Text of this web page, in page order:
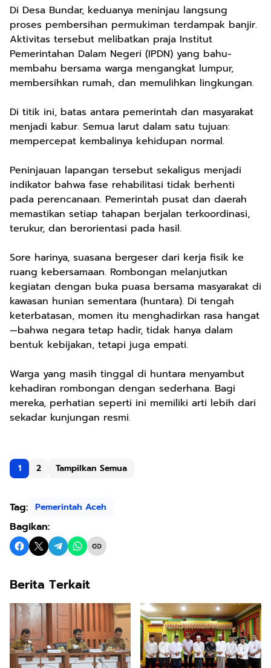
Di Desa Bundar, keduanya meninjau langsung
proses pembersihan permukiman terdampak banjir.
Aktivitas tersebut melibatkan praja Institut
Pemerintahan Dalam Negeri (IPDN) yang bahu-
membahu bersama warga mengangkat lumpur,
membersihkan rumah, dan memulihkan lingkungan.
Di titik ini, batas antara pemerintah dan masyarakat
menjadi kabur. Semua larut dalam satu tujuan:
mempercepat kembalinya kehidupan normal.
Peninjauan lapangan tersebut sekaligus menjadi
indikator bahwa fase rehabilitasi tidak berhenti
pada perencanaan. Pemerintah pusat dan daerah
memastikan setiap tahapan berjalan terkoordinasi,
terukur, dan berorientasi pada hasil.
Sore harinya, suasana bergeser dari kerja fisik ke
ruang kebersamaan. Rombongan melanjutkan
kegiatan dengan buka puasa bersama masyarakat di
kawasan hunian sementara (huntara). Di tengah
keterbatasan, momen itu menghadirkan rasa hangat
—bahwa negara tetap hadir, tidak hanya dalam
bentuk kebijakan, tetapi juga empati.
Warga yang masih tinggal di huntara menyambut
kehadiran rombongan dengan sederhana. Bagi
mereka, perhatian seperti ini memiliki arti lebih dari
sekadar kunjungan resmi.
1 2 Tampilkan Semua
Tag: Pemerintah Aceh
Bagikan:
Berita Terkait